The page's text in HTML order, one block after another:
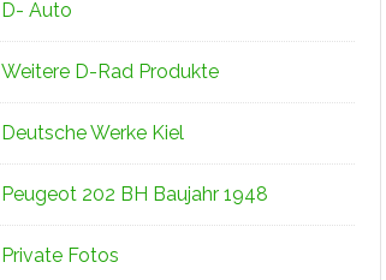
D- Auto
Weitere D-Rad Produkte
Deutsche Werke Kiel
Peugeot 202 BH Baujahr 1948
Private Fotos